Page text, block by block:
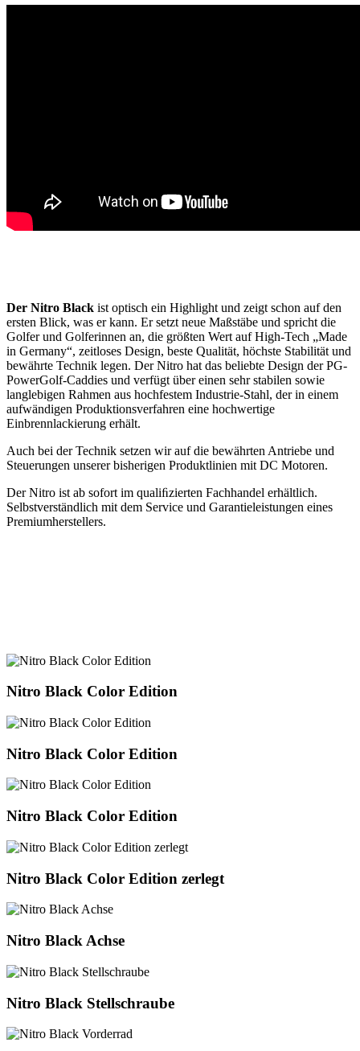
Der Nitro Black ist optisch ein Highlight und zeigt schon auf den
ersten Blick, was er kann. Er setzt neue Maßstäbe und spricht die
Golfer und Golferinnen an, die größten Wert auf High-Tech „Made
in Germany“, zeitloses Design, beste Qualität, höchste Stabilität und
bewährte Technik legen. Der Nitro hat das beliebte Design der PG-
PowerGolf-Caddies und verfügt über einen sehr stabilen sowie
langlebigen Rahmen aus hochfestem Industrie-Stahl, der in einem
aufwändigen Produktionsverfahren eine hochwertige
Einbrennlackierung erhält.
Auch bei der Technik setzen wir auf die bewährten Antriebe und
Steuerungen unserer bisherigen Produktlinien mit DC Motoren.
Der Nitro ist ab sofort im qualiﬁzierten Fachhandel erhältlich.
Selbstverständlich mit dem Service und Garantieleistungen eines
Premiumherstellers.
Nitro
Color
Edition
Nitro Black Color Edition
Nitro
Color
Edition
Nitro Black Color Edition
Nitro
Color
Edition
Nitro Black Color Edition
Nitro
Color
Edition
zerlegt
Nitro Black Color Edition zerlegt
Nitro
Achse
Nitro Black Achse
Nitro
Stellschraube
Nitro Black Stellschraube